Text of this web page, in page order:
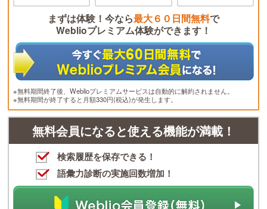
まずは体験！今なら最大６０日間無料で
Weblioプレミアム体験ができます！
※無料期間終了後、Weblioプレミアムサービスは自動的に解約されません。
※無料期間が終了すると月額330円(税込)が発生します。
無料会員になると使える機能が満載！
検索履歴を保存できる！
語彙力診断の実施回数増加！